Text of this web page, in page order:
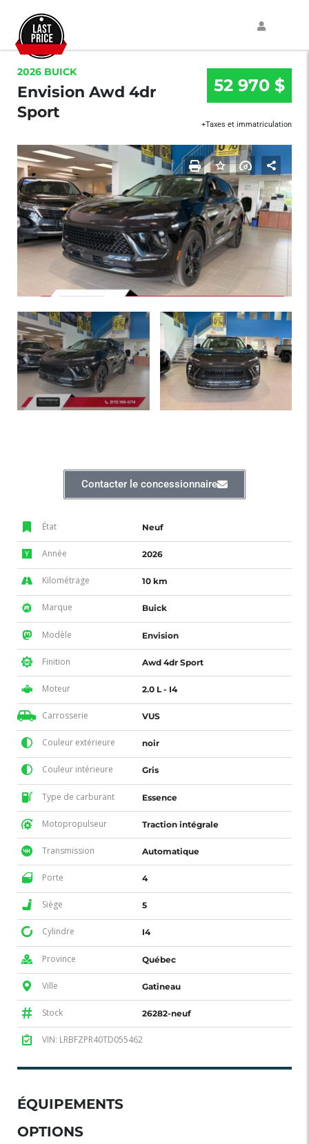
2026 BUICK
Envision Awd 4dr
Sport
52 970 $
+Taxes et immatriculation
Contacter le concessionnaire
État Neuf
Année 2026
Kilométrage 10 km
Marque Buick
Modèle Envision
Finition Awd 4dr Sport
Moteur 2.0 L - I4
Carrosserie VUS
Couleur extérieure noir
Couleur intérieure Gris
Type de carburant Essence
Motopropulseur Traction intégrale
Transmission Automatique
Porte 4
Siège 5
Cylindre I4
Province Québec
Ville Gatineau
Stock 26282-neuf
VIN: LRBFZPR40TD055462
ÉQUIPEMENTS
OPTIONS